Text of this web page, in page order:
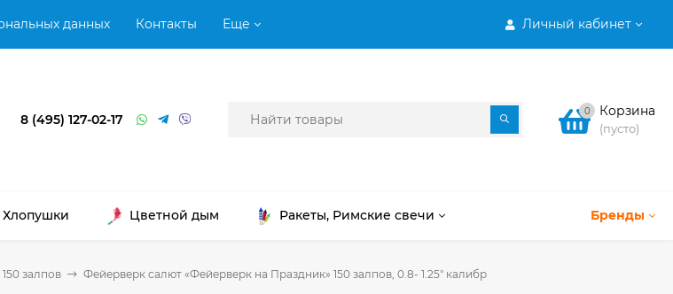
Личный кабинет
данных Контакты Еще
8 (495) 127-02-17 0 Корзина
(пусто)
Бренды
Хлопушки Цветной дым Ракеты, Римские свечи
залпов Фейерверк салют «Фейерверк на Праздник» 150 залпов, 0.8- 1.25" калибр